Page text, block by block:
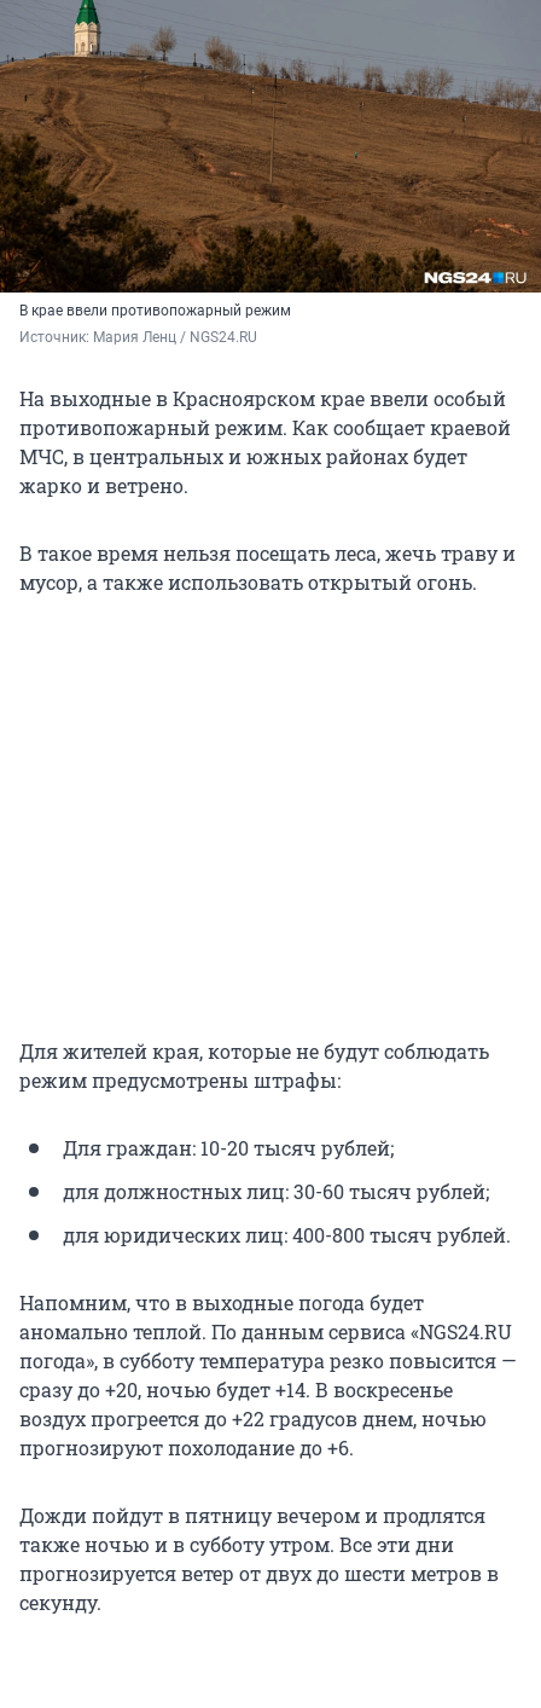
В крае ввели противопожарный режим
Источник: Мария Ленц / NGS24.RU
На выходные в Красноярском крае ввели особый
противопожарный режим. Как сообщает краевой
МЧС, в центральных и южных районах будет
жарко и ветрено.
В такое время нельзя посещать леса, жечь траву и
мусор, а также использовать открытый огонь.
Для жителей края, которые не будут соблюдать
режим предусмотрены штрафы:
Для граждан: 10-20 тысяч рублей;
для должностных лиц: 30-60 тысяч рублей;
для юридических лиц: 400-800 тысяч рублей.
Напомним, что в выходные погода будет
аномально теплой. По данным сервиса «NGS24.RU
погода», в субботу температура резко повысится —
сразу до +20, ночью будет +14. В воскресенье
воздух прогреется до +22 градусов днем, ночью
прогнозируют похолодание до +6.
Дожди пойдут в пятницу вечером и продлятся
также ночью и в субботу утром. Все эти дни
прогнозируется ветер от двух до шести метров в
секунду.